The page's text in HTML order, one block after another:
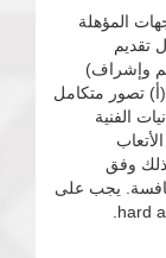
المؤهلة
تقديم
وإشراف)
تصور متكامل
الفنية
وفق
يجب على